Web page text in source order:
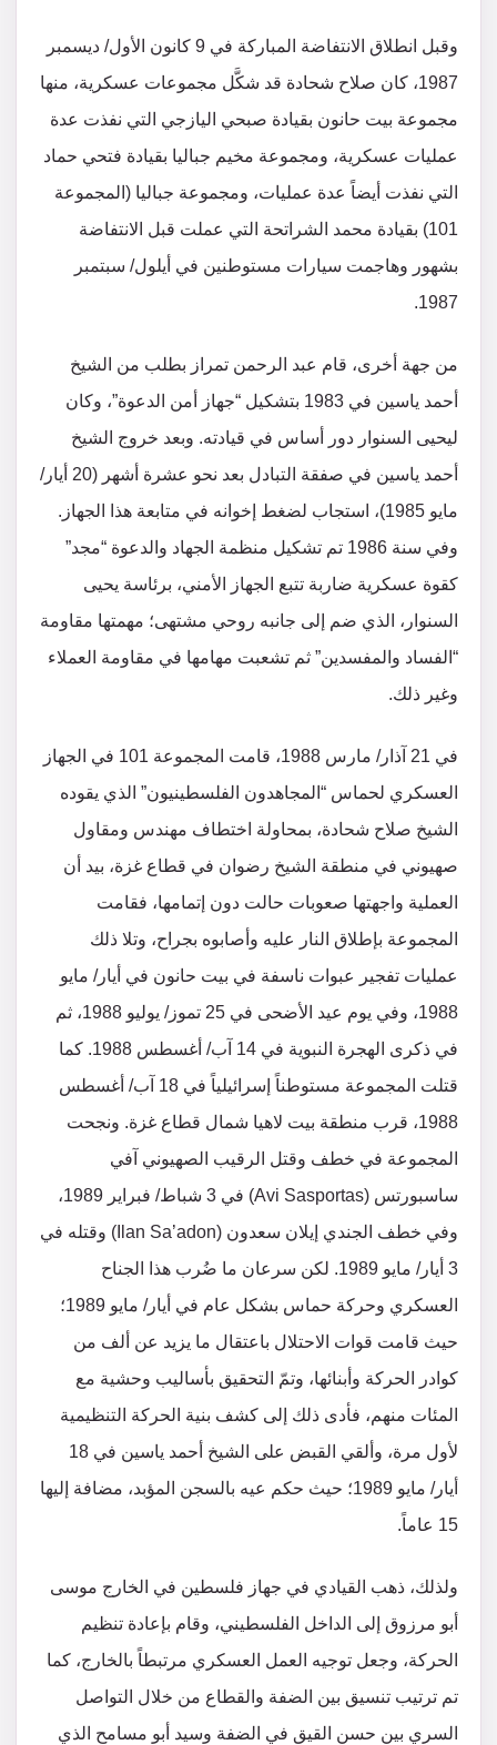
وقبل انطلاق الانتفاضة المباركة في 9 كانون الأول/ ديسمبر
1987، كان صلاح شحادة قد شكَّل مجموعات عسكرية، منها
مجموعة بيت حانون بقيادة صبحي اليازجي التي نفذت عدة
عمليات عسكرية، ومجموعة مخيم جباليا بقيادة فتحي حماد
التي نفذت أيضاً عدة عمليات، ومجموعة جباليا (المجموعة
101) بقيادة محمد الشراتحة التي عملت قبل الانتفاضة
بشهور وهاجمت سيارات مستوطنين في أيلول/ سبتمبر
1987.
من جهة أخرى، قام عبد الرحمن تمراز بطلب من الشيخ
أحمد ياسين في 1983 بتشكيل “جهاز أمن الدعوة”، وكان
ليحيى السنوار دور أساس في قيادته. وبعد خروج الشيخ
أحمد ياسين في صفقة التبادل بعد نحو عشرة أشهر (20 أيار/
مايو 1985)، استجاب لضغط إخوانه في متابعة هذا الجهاز.
وفي سنة 1986 تم تشكيل منظمة الجهاد والدعوة “مجد”
كقوة عسكرية ضاربة تتبع الجهاز الأمني، برئاسة يحيى
السنوار، الذي ضم إلى جانبه روحي مشتهى؛ مهمتها مقاومة
“الفساد والمفسدين” ثم تشعبت مهامها في مقاومة العملاء
وغير ذلك.
في 21 آذار/ مارس 1988، قامت المجموعة 101 في الجهاز
العسكري لحماس “المجاهدون الفلسطينيون” الذي يقوده
الشيخ صلاح شحادة، بمحاولة اختطاف مهندس ومقاول
صهيوني في منطقة الشيخ رضوان في قطاع غزة، بيد أن
العملية واجهتها صعوبات حالت دون إتمامها، فقامت
المجموعة بإطلاق النار عليه وأصابوه بجراح، وتلا ذلك
عمليات تفجير عبوات ناسفة في بيت حانون في أيار/ مايو
1988، وفي يوم عيد الأضحى في 25 تموز/ يوليو 1988، ثم
في ذكرى الهجرة النبوية في 14 آب/ أغسطس 1988. كما
قتلت المجموعة مستوطناً إسرائيلياً في 18 آب/ أغسطس
1988، قرب منطقة بيت لاهيا شمال قطاع غزة. ونجحت
المجموعة في خطف وقتل الرقيب الصهيوني آفي
ساسبورتس (Avi Sasportas) في 3 شباط/ فبراير 1989،
وفي خطف الجندي إيلان سعدون (Ilan Sa’adon) وقتله في
3 أيار/ مايو 1989. لكن سرعان ما ضُرب هذا الجناح
العسكري وحركة حماس بشكل عام في أيار/ مايو 1989؛
حيث قامت قوات الاحتلال باعتقال ما يزيد عن ألف من
كوادر الحركة وأبنائها، وتمّ التحقيق بأساليب وحشية مع
المئات منهم، فأدى ذلك إلى كشف بنية الحركة التنظيمية
لأول مرة، وألقي القبض على الشيخ أحمد ياسين في 18
أيار/ مايو 1989؛ حيث حكم عيه بالسجن المؤبد، مضافة إليها
15 عاماً.
ولذلك، ذهب القيادي في جهاز فلسطين في الخارج موسى
أبو مرزوق إلى الداخل الفلسطيني، وقام بإعادة تنظيم
الحركة، وجعل توجيه العمل العسكري مرتبطاً بالخارج، كما
تم ترتيب تنسيق بين الضفة والقطاع من خلال التواصل
السري بين حسن القيق في الضفة وسيد أبو مسامح الذي